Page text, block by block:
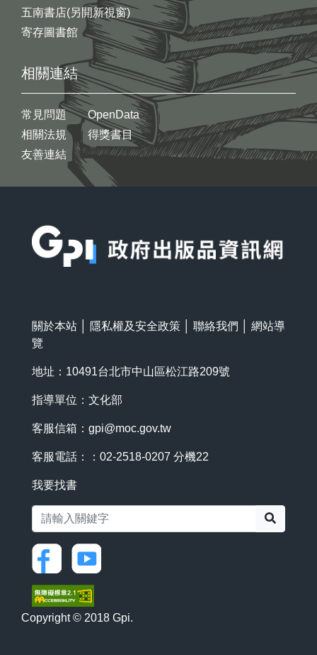
五南書店(另開新視窗)
寄存圖書館
相關連結
常見問題
相關法規
友善連結
OpenData
得獎書目
關於本站 隱私權及安全政策 聯絡我們
網站導
覽
地址：10491台北市中山區松江路209號
指導單位：文化部
客服信箱： gpi@moc.gov.tw
客服電話：：02-2518-0207 分機22
我要找書
Copyright © 2018 Gpi.